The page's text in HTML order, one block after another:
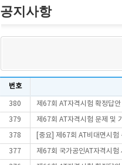
공지사항
번호
380 제67회 AT자격시험 확정답
379 제67회 AT자격시험 문제 및
378 [중요] 제67회 AT비대면시험
377 제67회 국가공인AT자격시험